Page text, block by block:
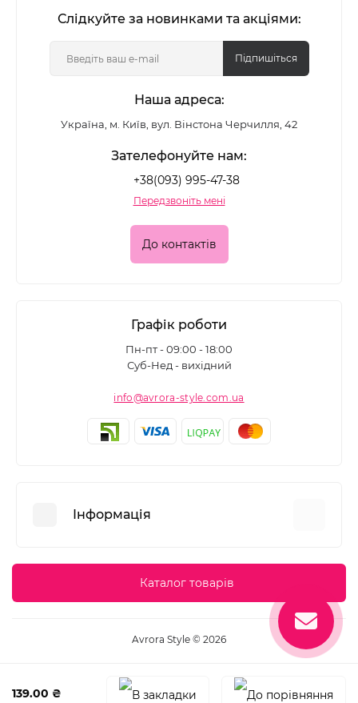
139.00 ₴
Слідкуйте за новинками та акціями:
Підпишіться
Наша адреса:
Україна, м. Київ, вул. Вінстона Черчилля, 42
Зателефонуйте нам:
+38(093) 995-47-38
Передзвоніть мені
До контактів
Графік роботи
Пн-пт - 09:00 - 18:00
Суб-Нед - вихідний
info@avrora-style.com.ua
Інформація
Угода користувача
Повернення товару
Каталог товарів
Avrora Style © 2026